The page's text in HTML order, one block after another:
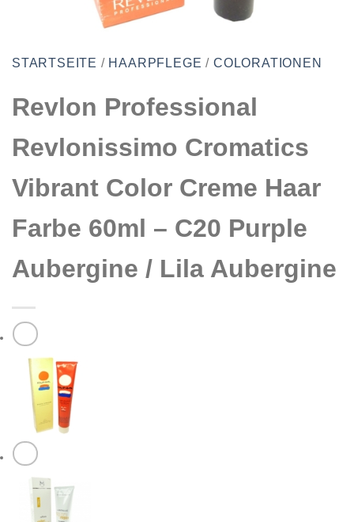
STARTSEITE / HAARPFLEGE / COLORATIONEN
Revlon Professional
Revlonissimo Cromatics
Vibrant Color Creme Haar
Farbe 60ml – C20 Purple
Aubergine / Lila Aubergine